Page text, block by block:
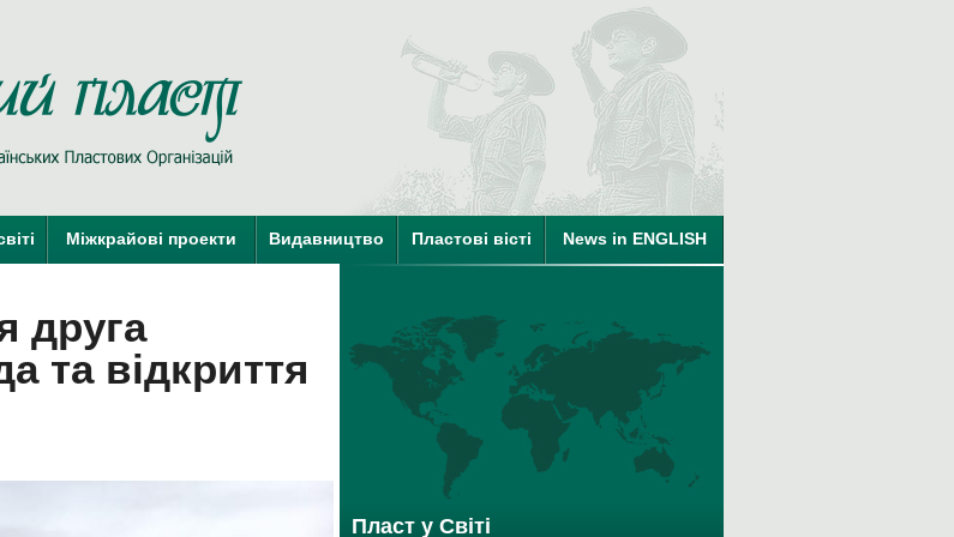
Міжкрайові проекти Видавництво Пластові вісті News in ENGLISH
друга
та відкриття
Пласт у Світі